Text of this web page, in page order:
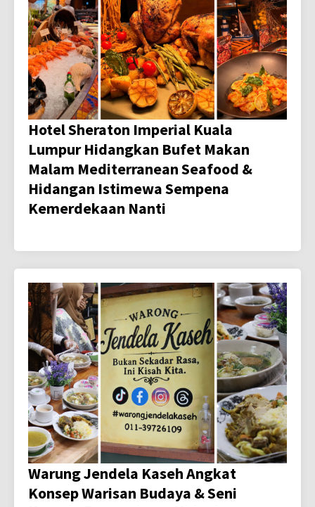
Hotel Sheraton Imperial Kuala
Lumpur Hidangkan Bufet Makan
Malam Mediterranean Seafood &
Hidangan Istimewa Sempena
Kemerdekaan Nanti
Warung Jendela Kaseh Angkat
Konsep Warisan Budaya & Seni